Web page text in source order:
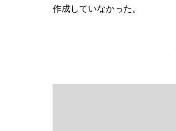
作成していなかった。